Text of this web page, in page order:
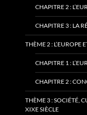
CHAPITRE 2 :
CHAPITRE 3 : LA
THÈME 2 : L’EUROPE
CHAPITRE 1 :
CHAPITRE 2 :
THÈME 3 : SOCIÉTÉ,
XIXE SIÈCLE